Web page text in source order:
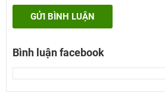
GỬI BÌNH LUẬN
Bình luận facebook